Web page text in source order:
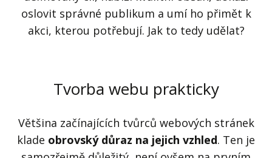
oslovit správné publikum a umí ho přimět k
akci, kterou potřebují. Jak to tedy udělat?
Tvorba webu prakticky
Většina začínajících tvůrců webových stránek
klade obrovský důraz na jejich vzhled. Ten je